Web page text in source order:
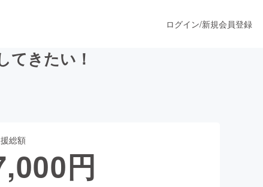
ファッション
ログイン/新規会員登録
てきたい！
総額
円